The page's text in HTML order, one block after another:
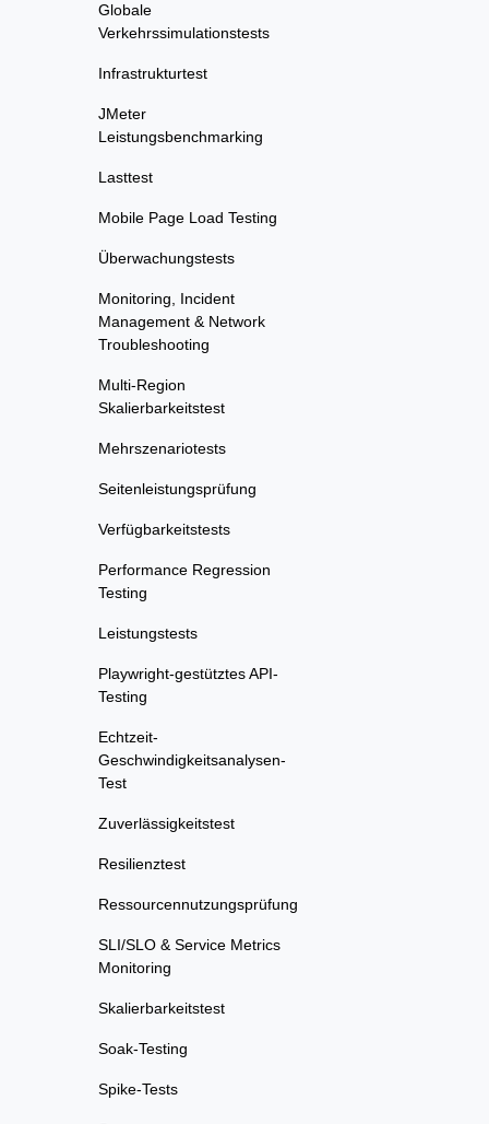
Globale
Verkehrssimulationstests
Infrastrukturtest
JMeter
Leistungsbenchmarking
Lasttest
Mobile Page Load Testing
Überwachungstests
Monitoring, Incident
Management & Network
Troubleshooting
Multi-Region
Skalierbarkeitstest
Mehrszenariotests
Seitenleistungsprüfung
Verfügbarkeitstests
Performance Regression
Testing
Leistungstests
Playwright-gestütztes API-
Testing
Echtzeit-
Geschwindigkeitsanalysen-
Test
Zuverlässigkeitstest
Resilienztest
Ressourcennutzungsprüfung
SLI/SLO & Service Metrics
Monitoring
Skalierbarkeitstest
Soak-Testing
Spike-Tests